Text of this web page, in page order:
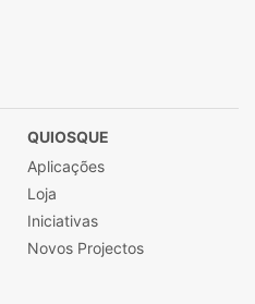
QUIOSQUE
Aplicações
Loja
Iniciativas
Novos Projectos